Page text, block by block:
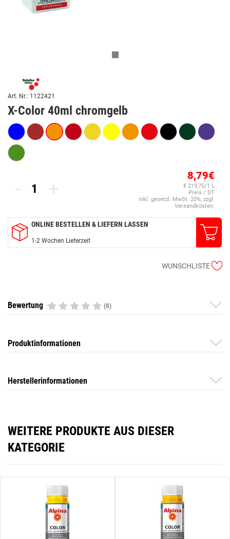
Art. Nr.: 1122421
X-Color 40ml chromgelb
- +
8,79€
€ 219,75/1 L
Preis / ST
inkl. gesetzl. MwSt. 20%, zzgl.
Versandkosten.
ONLINE BESTELLEN & LIEFERN LASSEN
1-2 Wochen Lieferzeit
WUNSCHLISTE
Bewertung (0)
Produktinformationen
Herstellerinformationen
WEITERE PRODUKTE AUS DIESER
KATEGORIE